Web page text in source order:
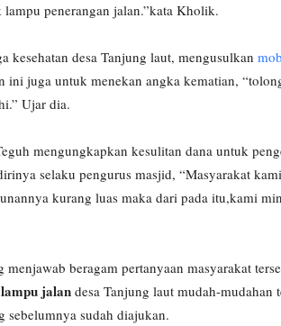
penerangan jalan.”kata Kholik.
kesehatan desa Tanjung laut, mengusulkan
ini juga untuk menekan angka kematian,
Ujar dia.
mengungkapkan kesulitan dana untuk
selaku pengurus masjid, “Masyarakat
kurang luas maka dari pada itu,kami
beragam pertanyaan masyarakat
lampu jalan desa Tanjung laut mudah-mudahan
sebelumnya sudah diajukan.